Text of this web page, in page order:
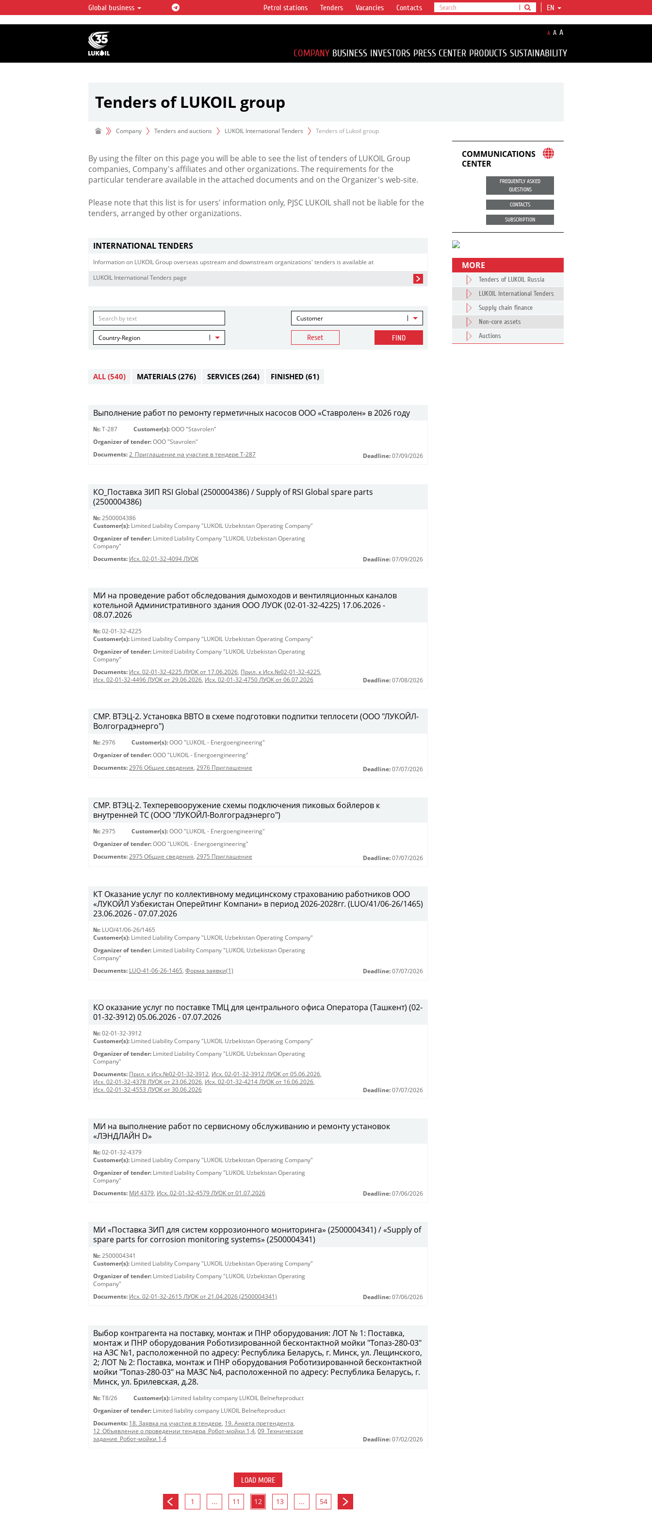
LUKOIL OVERVIEW
LUKOIL is one of the largest oil & gas vertical
integrated companies in the world accounting for
over 2% of crude production and circa 1% of proved
hydrocarbon reserves globally.
Global business EN
Petrol stations Tenders Vacancies Contacts
A A A
COMPANY BUSINESS INVESTORS PRESS CENTER PRODUCTS SUSTAINABILITY
Tenders of LUKOIL group
Company Tenders and auctions LUKOIL International Tenders Tenders of Lukoil group
By using the filter on this page you will be able to see the list of tenders of LUKOIL Group
companies, Company's affiliates and other organizations. The requirements for the
particular tenderare available in the attached documents and on the Organizer's web-site.
Please note that this list is for users' information only, PJSC LUKOIL shall not be liable for the
tenders, arranged by other organizations.
INTERNATIONAL TENDERS
Information on LUKOIL Group overseas upstream and downstream organizations' tenders is available at
LUKOIL International Tenders page
Customer
Country-Region Reset FIND
ALL (540) MATERIALS (276) SERVICES (264) FINISHED (61)
Выполнение работ по ремонту герметичных насосов ООО «Ставролен» в 2026 году
№: Т-287 Customer(s): OOO "Stavrolen"
Organizer of tender: OOO "Stavrolen"
Documents: 2_Приглашение на участие в тендере Т-287 Deadline: 07/09/2026
КО_Поставка ЗИП RSI Global (2500004386) / Supply of RSI Global spare parts
(2500004386)
№: 2500004386
Customer(s): Limited Liability Company "LUKOIL Uzbekistan Operating Company"
Organizer of tender: Limited Liability Company "LUKOIL Uzbekistan Operating
Company"
Documents: Исх. 02-01-32-4094 ЛУОК Deadline: 07/09/2026
МИ на проведение работ обследования дымоходов и вентиляционных каналов
котельной Административного здания ООО ЛУОК (02-01-32-4225) 17.06.2026 -
08.07.2026
№: 02-01-32-4225
Customer(s): Limited Liability Company "LUKOIL Uzbekistan Operating Company"
Organizer of tender: Limited Liability Company "LUKOIL Uzbekistan Operating
Company"
Documents: Исх. 02-01-32-4225 ЛУОК от 17.06.2026, Прил. к Исх.№02-01-32-4225,
Исх. 02-01-32-4496 ЛУОК от 29.06.2026, Исх. 02-01-32-4750 ЛУОК от 06.07.2026 Deadline: 07/08/2026
СМР. ВТЭЦ-2. Установка ВВТО в схеме подготовки подпитки теплосети (ООО "ЛУКОЙЛ-
Волгоградэнерго")
№: 2976 Customer(s): OOO "LUKOIL - Energoengineering"
Organizer of tender: OOO "LUKOIL - Energoengineering"
Documents: 2976 Общие сведения, 2976 Приглашение Deadline: 07/07/2026
СМР. ВТЭЦ-2. Техперевооружение схемы подключения пиковых бойлеров к
внутренней ТС (ООО "ЛУКОЙЛ-Волгоградэнерго")
№: 2975 Customer(s): OOO "LUKOIL - Energoengineering"
Organizer of tender: OOO "LUKOIL - Energoengineering"
Documents: 2975 Общие сведения, 2975 Приглашение Deadline: 07/07/2026
КТ Оказание услуг по коллективному медицинскому страхованию работников ООО
«ЛУКОЙЛ Узбекистан Оперейтинг Компани» в период 2026-2028гг. (LUO/41/06-26/1465)
23.06.2026 - 07.07.2026
№: LUO/41/06-26/1465
Customer(s): Limited Liability Company "LUKOIL Uzbekistan Operating Company"
Organizer of tender: Limited Liability Company "LUKOIL Uzbekistan Operating
Company"
Documents: LUO-41-06-26-1465, Форма заявки(1) Deadline: 07/07/2026
КО оказание услуг по поставке ТМЦ для центрального офиса Оператора (Ташкент) (02-
01-32-3912) 05.06.2026 - 07.07.2026
№: 02-01-32-3912
Customer(s): Limited Liability Company "LUKOIL Uzbekistan Operating Company"
Organizer of tender: Limited Liability Company "LUKOIL Uzbekistan Operating
Company"
Documents: Прил. к Исх.№02-01-32-3912, Исх. 02-01-32-3912 ЛУОК от 05.06.2026,
Исх. 02-01-32-4378 ЛУОК от 23.06.2026, Исх. 02-01-32-4214 ЛУОК от 16.06.2026,
Исх. 02-01-32-4553 ЛУОК от 30.06.2026
Deadline: 07/07/2026
МИ на выполнение работ по сервисному обслуживанию и ремонту установок
«ЛЭНДЛАЙН D»
№: 02-01-32-4379
Customer(s): Limited Liability Company "LUKOIL Uzbekistan Operating Company"
Organizer of tender: Limited Liability Company "LUKOIL Uzbekistan Operating
Company"
Documents: МИ 4379, Исх. 02-01-32-4579 ЛУОК от 01.07.2026 Deadline: 07/06/2026
МИ «Поставка ЗИП для систем коррозионного мониторинга» (2500004341) / «Supply of
spare parts for corrosion monitoring systems» (2500004341)
№: 2500004341
Customer(s): Limited Liability Company "LUKOIL Uzbekistan Operating Company"
Organizer of tender: Limited Liability Company "LUKOIL Uzbekistan Operating
Company"
Documents: Исх. 02-01-32-2615 ЛУОК от 21.04.2026 (2500004341) Deadline: 07/06/2026
Выбор контрагента на поставку, монтаж и ПНР оборудования: ЛОТ № 1: Поставка,
монтаж и ПНР оборудования Роботизированной бесконтактной мойки "Топаз-280-03"
на АЗС №1, расположенной по адресу: Республика Беларусь, г. Минск, ул. Лещинского,
2; ЛОТ № 2: Поставка, монтаж и ПНР оборудования Роботизированной бесконтактной
мойки "Топаз-280-03" на МАЗС №4, расположенной по адресу: Республика Беларусь, г.
Минск, ул. Брилевская, д.28.
№: T8/26 Customer(s): Limited liability company LUKOIL Belnefteproduct
Organizer of tender: Limited liability company LUKOIL Belnefteproduct
Documents: 18. Заявка на участие в тендере, 19. Анкета претендента,
12_Объявление о проведении тендера_Робот-мойки 1,4, 09_Техническое
задание_Робот-мойки 1,4
Deadline: 07/02/2026
LOAD MORE
1 ... 11 12 13 ... 54
COMMUNICATIONS
CENTER
FREQUENTLY ASKED
QUESTIONS
CONTACTS
SUBSCRIPTION
MORE
Tenders of LUKOIL Russia
LUKOIL International Tenders
Supply chain finance
Non-core assets
Auctions